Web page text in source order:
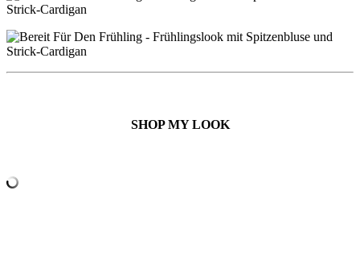
SHOP MY LOOK